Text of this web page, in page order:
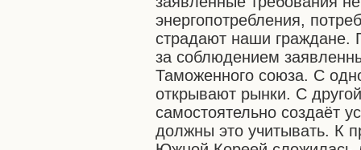
энергопотребления,
страдают наши граждане.
за соблюдением
Таможенного союза. С
открывают рынки. С
самостоятельно создаёт
должны это учитывать. К